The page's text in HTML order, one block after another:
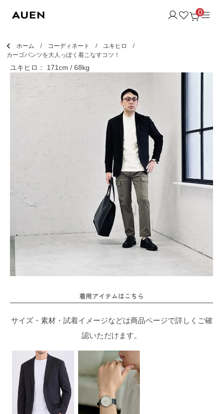
0
ホーム コーディネート
ユキヒロ
カーゴパンツを大人っぽく着こなすコツ！
ユキヒロ： 171cm / 68kg
着用アイテムはこちら
サイズ・素材・試着イメージなどは商品ページで詳しくご確
認いただけます。